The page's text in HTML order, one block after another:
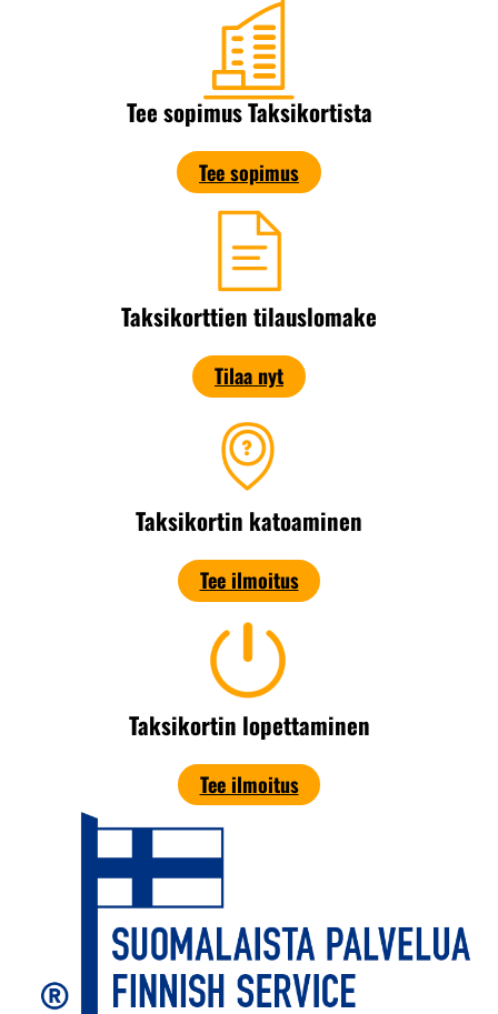
Tee sopimus Taksikortista
Tee sopimus
Taksikorttien tilauslomake
Tilaa nyt
Taksikortin katoaminen
Tee ilmoitus
Taksikortin lopettaminen
Tee ilmoitus